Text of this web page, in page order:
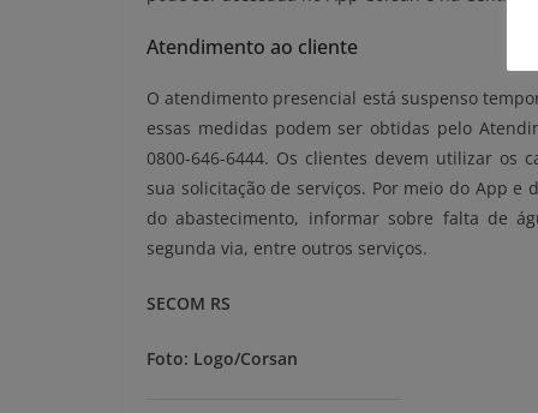
Atendimento ao cliente
O atendimento presencial está suspenso
essas medidas podem ser obtidas pelo
0800-646-6444. Os clientes devem utilizar os
sua solicitação de serviços. Por meio do App
do abastecimento, informar sobre falta de
segunda via, entre outros serviços.
SECOM RS
Foto: Logo/Corsan